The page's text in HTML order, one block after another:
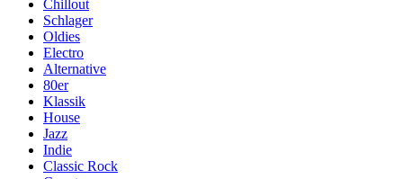
Chillout
Schlager
Oldies
Electro
Alternative
80er
Klassik
House
Jazz
Indie
Classic Rock